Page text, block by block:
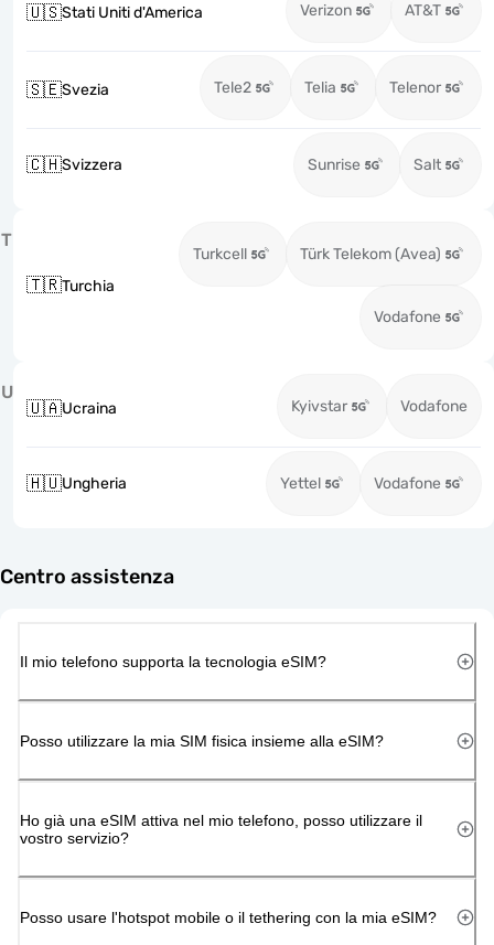
🇺🇸Stati Uniti d'America Verizon AT&T
🇸🇪Svezia Tele2 Telia Telenor
🇨🇭Svizzera Sunrise Salt
T
🇹🇷Turchia
Turkcell Türk Telekom (Avea)
Vodafone
U
🇺🇦Ucraina Kyivstar Vodafone
🇭🇺Ungheria Yettel Vodafone
Centro assistenza
Il mio telefono supporta la tecnologia eSIM?
Posso utilizzare la mia SIM fisica insieme alla eSIM?
Ho già una eSIM attiva nel mio telefono, posso utilizzare il
vostro servizio?
Posso usare l'hotspot mobile o il tethering con la mia eSIM?